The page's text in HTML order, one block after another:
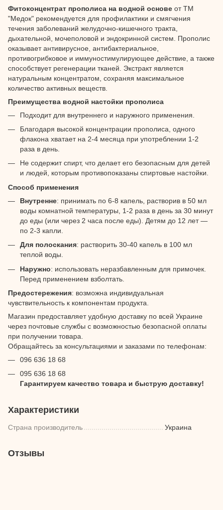
Фитоконцентрат прополиса на водной основе от ТМ
"Медок" рекомендуется для профилактики и смягчения
течения заболеваний желудочно-кишечного тракта,
дыхательной, мочеполовой и эндокринной систем. Прополис
оказывает антивирусное, антибактериальное,
противогрибковое и иммуностимулирующее действие, а также
способствует регенерации тканей. Экстракт является
натуральным концентратом, сохраняя максимальное
количество активных веществ.
Преимущества водной настойки прополиса
Подходит для внутреннего и наружного применения.
Благодаря высокой концентрации прополиса, одного
флакона хватает на 2-4 месяца при употреблении 1-2
раза в день.
Не содержит спирт, что делает его безопасным для детей
и людей, которым противопоказаны спиртовые настойки.
Способ применения
Внутренне: принимать по 6-8 капель, растворив в 50 мл
воды комнатной температуры, 1-2 раза в день за 30 минут
до еды (или через 2 часа после еды). Детям до 12 лет —
по 2-3 капли.
Для полоскания: растворить 30-40 капель в 100 мл
теплой воды.
Наружно: использовать неразбавленным для примочек.
Перед применением взболтать.
Предостережения: возможна индивидуальная
чувствительность к компонентам продукта.
Магазин предоставляет удобную доставку по всей Украине
через почтовые службы с возможностью безопасной оплаты
при получении товара.
Обращайтесь за консультациями и заказами по телефонам:
096 636 18 68
095 636 18 68
Гарантируем качество товара и быструю доставку!
Характеристики
Страна производитель Украина
Отзывы